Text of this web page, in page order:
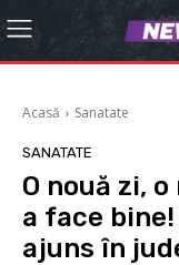
Acasă Sanatate
SANATATE
O nouă zi,
a face
ajuns în